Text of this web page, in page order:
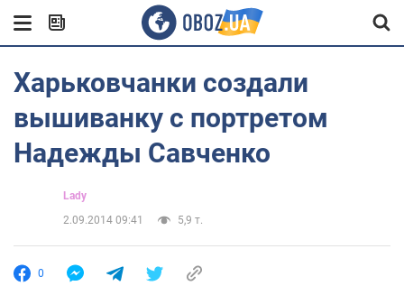
Харьковчанки создали
вышиванку с портретом
Надежды Савченко
Lady
2.09.2014 09:41
5,9 т.
0